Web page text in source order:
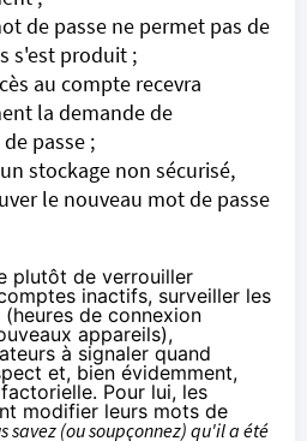
de passe ne permet pas de
s'est produit ;
au compte recevra
la demande de
passe ;
stockage non sécurisé,
le nouveau mot de passe
plutôt de verrouiller
inactifs, surveiller les
de connexion
appareils),
à signaler quand
et, bien évidemment,
Pour lui, les
modifier leurs mots de
savez (ou soupçonnez) qu'il a été